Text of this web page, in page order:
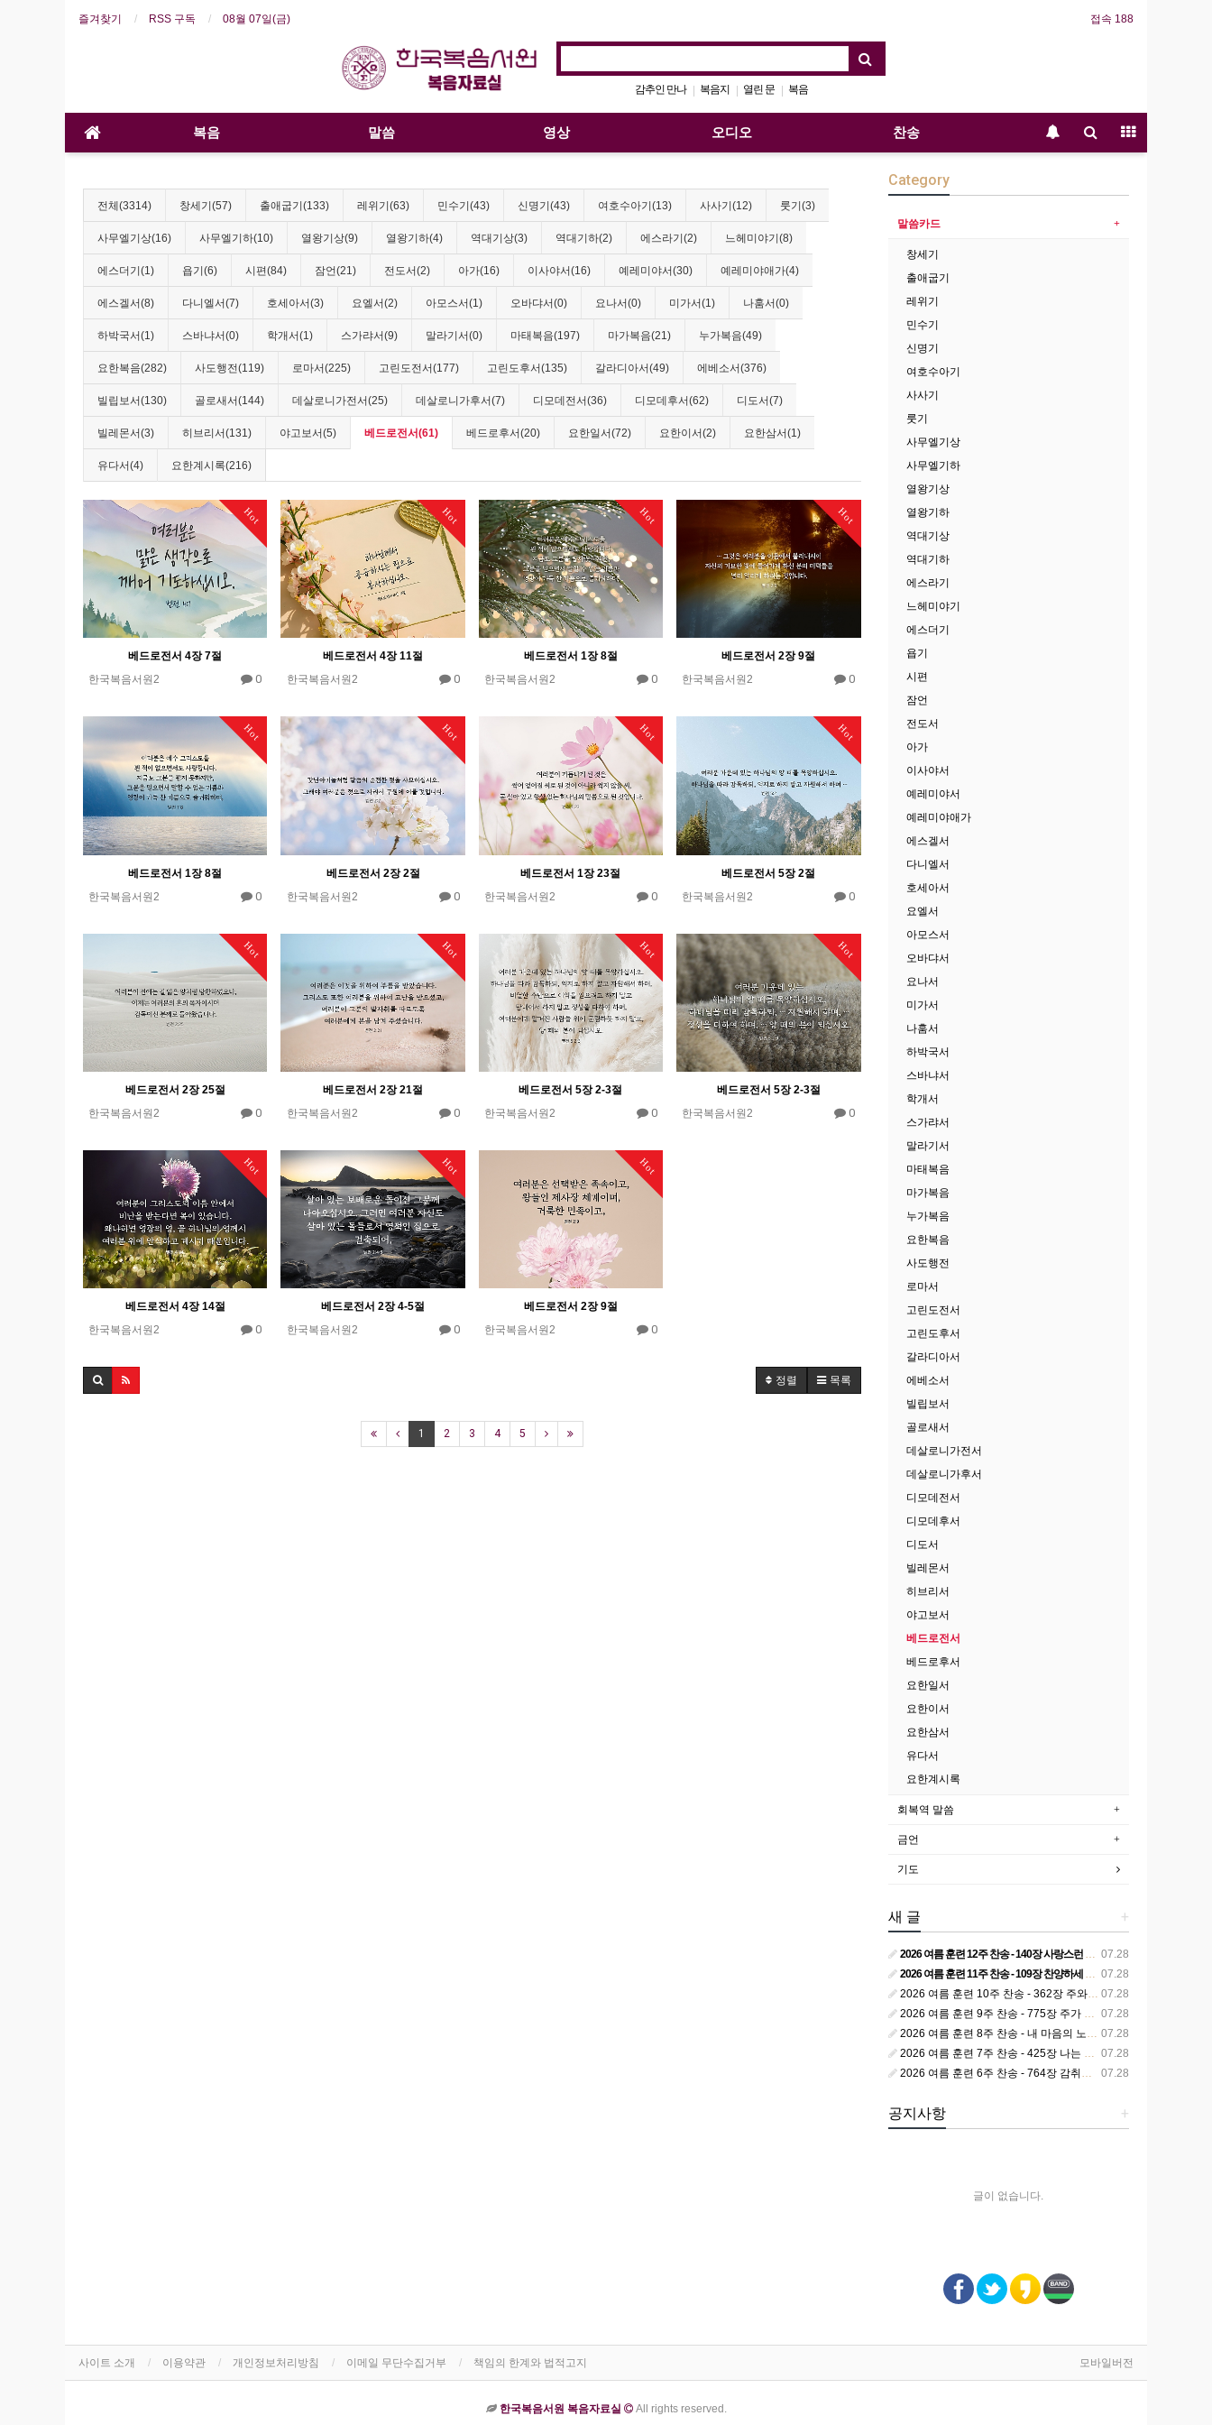
즐겨찾기 RSS 구독 08월 07일(금) 접속 188
감추인 만나 | 복음지 | 열린 문 | 복음
복음 말씀 영상 오디오 찬송
전체(3314) 창세기(57) 출애굽기(133) 레위기(63) 민수기(43) 신명기(43) 여호수아기(13) 사사기(12) 룻기(3)
사무엘기상(16) 사무엘기하(10) 열왕기상(9) 열왕기하(4) 역대기상(3) 역대기하(2) 에스라기(2) 느헤미야기(8)
에스더기(1) 욥기(6) 시편(84) 잠언(21) 전도서(2) 아가(16) 이사야서(16) 예레미야서(30) 예레미야애가(4)
에스겔서(8) 다니엘서(7) 호세아서(3) 요엘서(2) 아모스서(1) 오바댜서(0) 요나서(0) 미가서(1) 나훔서(0)
하박국서(1) 스바냐서(0) 학개서(1) 스가랴서(9) 말라기서(0) 마태복음(197) 마가복음(21) 누가복음(49)
요한복음(282) 사도행전(119) 로마서(225) 고린도전서(177) 고린도후서(135) 갈라디아서(49) 에베소서(376)
빌립보서(130) 골로새서(144) 데살로니가전서(25) 데살로니가후서(7) 디모데전서(36) 디모데후서(62) 디도서(7)
빌레몬서(3) 히브리서(131) 야고보서(5) 베드로전서(61) 베드로후서(20) 요한일서(72) 요한이서(2) 요한삼서(1)
유다서(4) 요한계시록(216)
Hot
베드로전서 4장 7절
한국복음서원2
0
Hot
베드로전서 4장 11절
한국복음서원2
0
Hot
베드로전서 1장 8절
한국복음서원2
0
Hot
베드로전서 2장 9절
한국복음서원2
0
Hot
베드로전서 1장 8절
한국복음서원2
0
Hot
베드로전서 2장 2절
한국복음서원2
0
Hot
베드로전서 1장 23절
한국복음서원2
0
Hot
베드로전서 5장 2절
한국복음서원2
0
Hot
베드로전서 2장 25절
한국복음서원2
0
Hot
베드로전서 2장 21절
한국복음서원2
0
Hot
베드로전서 5장 2-3절
한국복음서원2
0
Hot
베드로전서 5장 2-3절
한국복음서원2
0
Hot
베드로전서 4장 14절
한국복음서원2
0
Hot
베드로전서 2장 4-5절
한국복음서원2
0
Hot
베드로전서 2장 9절
한국복음서원2
0
정렬 목록
1 2 3 4 5
Category
말씀카드
창세기
출애굽기
레위기
민수기
신명기
여호수아기
사사기
룻기
사무엘기상
사무엘기하
열왕기상
열왕기하
역대기상
역대기하
에스라기
느헤미야기
에스더기
욥기
시편
잠언
전도서
아가
이사야서
예레미야서
예레미야애가
에스겔서
다니엘서
호세아서
요엘서
아모스서
오바댜서
요나서
미가서
나훔서
하박국서
스바냐서
학개서
스가랴서
말라기서
마태복음
마가복음
누가복음
요한복음
사도행전
로마서
고린도전서
고린도후서
갈라디아서
에베소서
빌립보서
골로새서
데살로니가전서
데살로니가후서
디모데전서
디모데후서
디도서
빌레몬서
히브리서
야고보서
베드로전서
베드로후서
요한일서
요한이서
요한삼서
유다서
요한계시록
회복역 말씀
금언
기도
+
새 글
07.28
2026 여름 훈련 12주 찬송 - 140장 사랑스런 나의 신랑
07.28
2026 여름 훈련 11주 찬송 - 109장 찬양하세 주의 승리
07.28
2026 여름 훈련 10주 찬송 - 362장 주와 함께 못 박혀서
07.28
2026 여름 훈련 9주 찬송 - 775장 주가 구속하신 백성
07.28
2026 여름 훈련 8주 찬송 - 내 마음의 노래 393장 참 영광스런 우리 왕
07.28
2026 여름 훈련 7주 찬송 - 425장 나는 피조된 그릇
07.28
2026 여름 훈련 6주 찬송 - 764장 감취었던 비밀 나타났으니
+
공지사항
글이 없습니다.
사이트 소개 이용약관 개인정보처리방침 이메일 무단수집거부 책임의 한계와 법적고지 모바일버전
한국복음서원 복음자료실 All rights reserved.